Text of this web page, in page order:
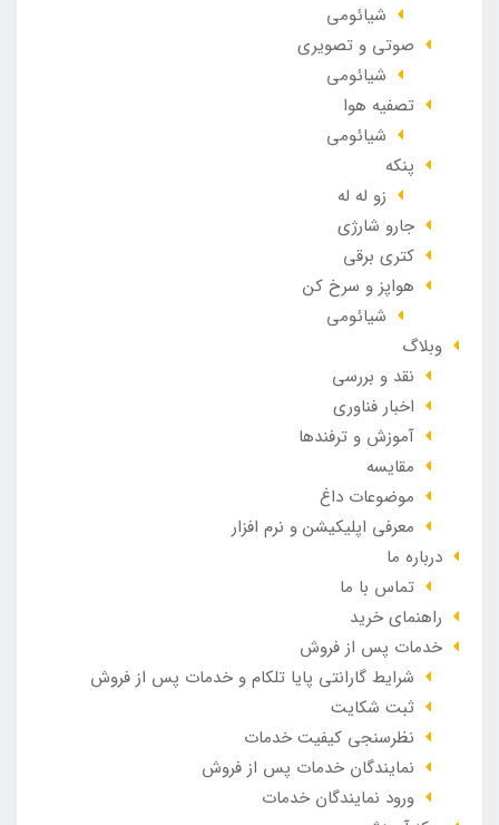
شیائومی
صوتی و تصویری
شیائومی
تصفیه هوا
شیائومی
پنکه
زو له له
جارو شارژی
کتری برقی
هواپز و سرخ کن
شیائومی
وبلاگ
نقد و بررسی
اخبار فناوری
آموزش و ترفندها
مقایسه
موضوعات داغ
معرفی اپلیکیشن و نرم افزار
درباره ما
تماس با ما
راهنمای خرید
خدمات پس از فروش
شرایط گارانتی پایا تلکام و خدمات پس از فروش
ثبت شکایت
نظرسنجی کیفیت خدمات
نمایندگان خدمات پس از فروش
ورود نمایندگان خدمات